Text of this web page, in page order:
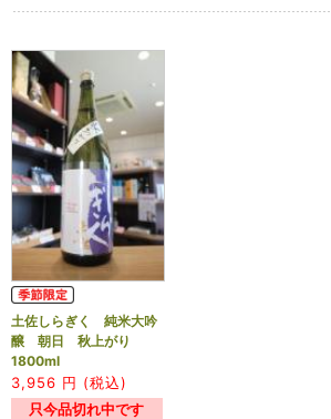
土佐しらぎく 純米大吟
醸 朝日 秋上がり
1800ml
3,956 円 (税込)
只今品切れ中です